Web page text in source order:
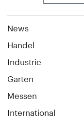
News
Handel
Industrie
Garten
Messen
International